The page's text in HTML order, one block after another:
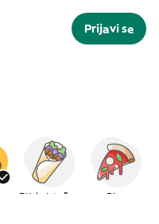
Prijavi se
Bliskoistočna Pica